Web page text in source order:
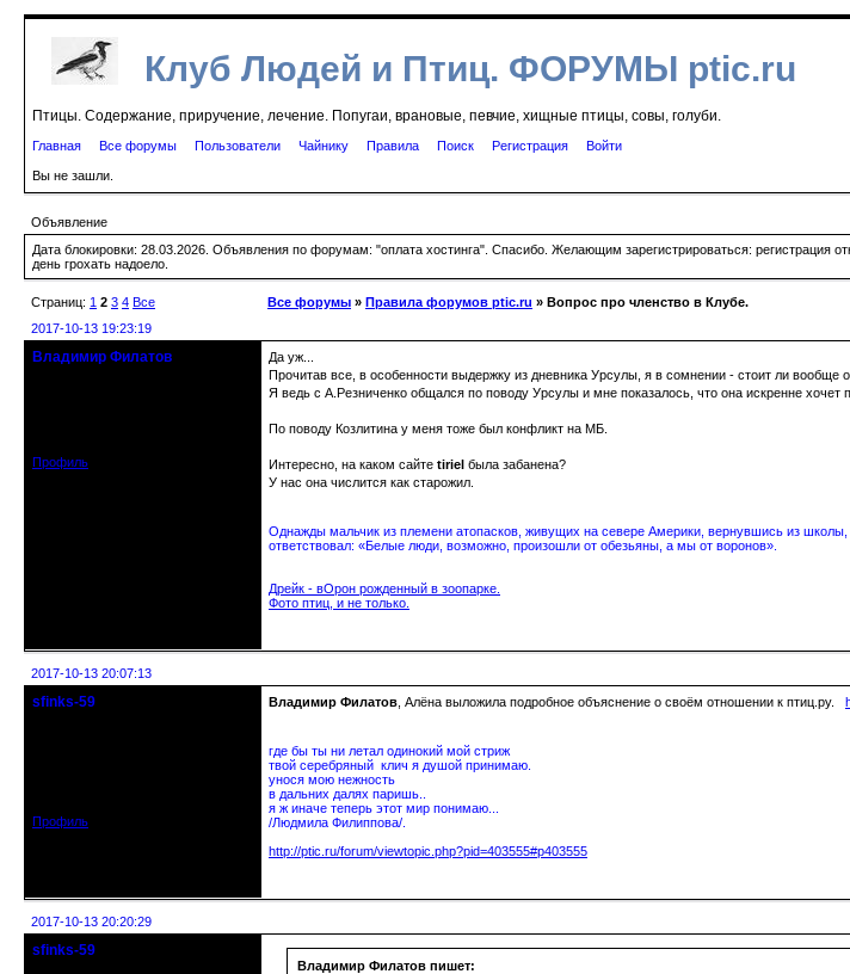
Клуб Людей и Птиц. ФОРУМЫ ptic.ru
Птицы. Содержание, приручение, лечение. Попугаи, врановые, певчие, хищные птицы, совы, голуби.
Главная Все форумы Пользователи Чайнику Правила Поиск Регистрация Войти
Вы не зашли.
Объявление
Дата блокировки: 28.03.2026. Объявления по форумам: "оплата хостинга". Спасибо. Желающим зарегистрироваться: регистрация
день грохать надоело.
Страниц: 1 2 3 4 Все Все форумы » Правила форумов ptic.ru » Вопрос про членство в Клубе.
2017-10-13 19:23:19
Владимир Филатов
Профиль
Да уж...
Прочитав все, в особенности выдержку из дневника Урсулы, я в сомнении - стоит ли вообще
Я ведь с А.Резниченко общался по поводу Урсулы и мне показалось, что она искренне хочет
По поводу Козлитина у меня тоже был конфликт на МБ.
Интересно, на каком сайте tiriel была забанена?
У нас она числится как старожил.
Однажды мальчик из племени атопасков, живущих на севере Америки, вернувшись из
ответствовал: «Белые люди, возможно, произошли от обезьяны, а мы от воронов».
Дрейк - вОрон рожденный в зоопарке.
Фото птиц, и не только.
2017-10-13 20:07:13
sfinks-59
Профиль
Владимир Филатов , Алёна выложила подробное объяснение о своём отношении к птиц.ру.
где бы ты ни летал одинокий мой стриж
твой серебряный клич я душой принимаю.
унося мою нежность
в дальних далях паришь..
я ж иначе теперь этот мир понимаю...
/Людмила Филиппова/.
http://ptic.ru/forum/viewtopic.php?pid=403555#p403555
2017-10-13 20:20:29
sfinks-59
Владимир Филатов пишет: